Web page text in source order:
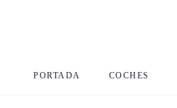
PORTADA COCHES